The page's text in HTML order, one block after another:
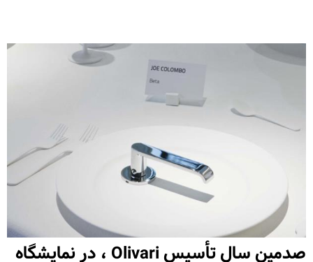
صدمین سال تأسیس Olivari ، در نمایشگاه